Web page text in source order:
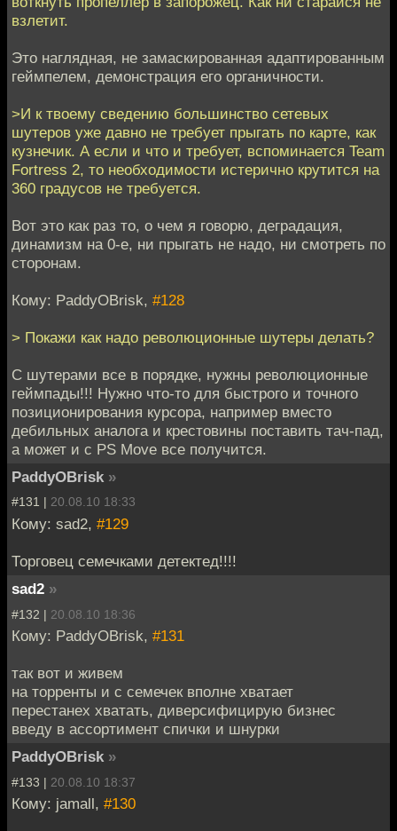
взлетит.
Это наглядная, не замаскированная адаптированным
геймпелем, демонстрация его органичности.
>И к твоему сведению большинство сетевых
шутеров уже давно не требует прыгать по карте, как
кузнечик. А если и что и требует, вспоминается Team
Fortress 2, то необходимости истерично крутится на
360 градусов не требуется.
Вот это как раз то, о чем я говорю, деградация,
динамизм на 0-е, ни прыгать не надо, ни смотреть по
сторонам.
Кому: PaddyOBrisk, #128
> Покажи как надо революционные шутеры делать?
С шутерами все в порядке, нужны революционные
геймпады!!! Нужно что-то для быстрого и точного
позиционирования курсора, например вместо
дебильных аналога и крестовины поставить тач-пад,
а может и с PS Move все получится.
PaddyOBrisk »
#131 | 20.08.10 18:33
Кому: sad2, #129
Торговец семечками детектед!!!!
sad2 »
#132 | 20.08.10 18:36
Кому: PaddyOBrisk, #131
так вот и живем
на торренты и с семечек вполне хватает
перестанех хватать, диверсифицирую бизнес
введу в ассортимент спички и шнурки
PaddyOBrisk »
#133 | 20.08.10 18:37
Кому: jamall, #130